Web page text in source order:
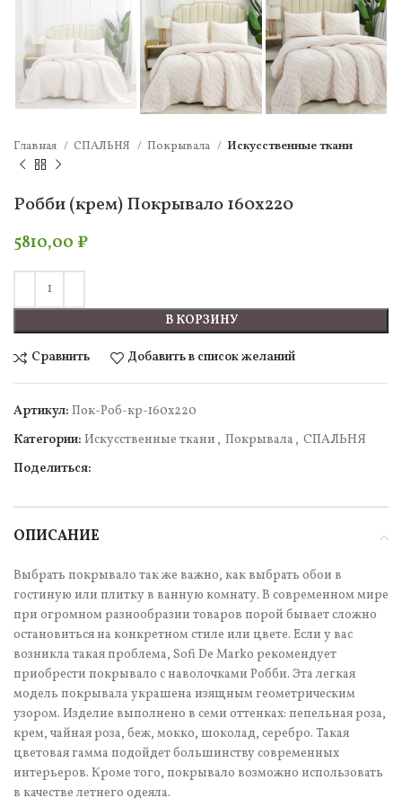
Главная СПАЛЬНЯ Покрывала Искусственные ткани
Робби (крем) Покрывало 160х220
5810,00 ₽
В КОРЗИНУ
Сравнить Добавить в список желаний
Артикул: Пок-Роб-кр-160х220
Категории: Искусственные ткани , Покрывала , СПАЛЬНЯ
Поделиться:
ОПИСАНИЕ
Выбрать покрывало так же важно, как выбрать обои в
гостиную или плитку в ванную комнату. В современном мире
при огромном разнообразии товаров порой бывает сложно
остановиться на конкретном стиле или цвете. Если у вас
возникла такая проблема, Sofi De Marko рекомендует
приобрести покрывало с наволочками Робби. Эта легкая
модель покрывала украшена изящным геометрическим
узором. Изделие выполнено в семи оттенках: пепельная роза,
крем, чайная роза, беж, мокко, шоколад, серебро. Такая
цветовая гамма подойдет большинству современных
интерьеров. Кроме того, покрывало возможно использовать
в качестве летнего одеяла.